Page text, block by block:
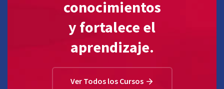
conocimientos
y fortalece el
aprendizaje.
Ver Todos los Cursos